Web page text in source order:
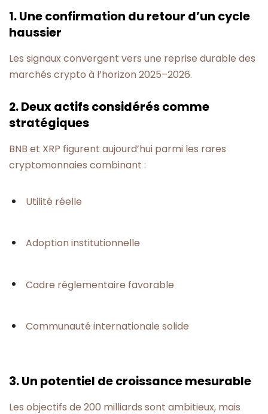
1. Une confirmation du retour d’un cycle
haussier
Les signaux convergent vers une reprise durable des
marchés crypto à l’horizon 2025–2026.
2. Deux actifs considérés comme
stratégiques
BNB et XRP figurent aujourd’hui parmi les rares
cryptomonnaies combinant :
Utilité réelle
Adoption institutionnelle
Cadre réglementaire favorable
Communauté internationale solide
3. Un potentiel de croissance mesurable
Les objectifs de 200 milliards sont ambitieux, mais